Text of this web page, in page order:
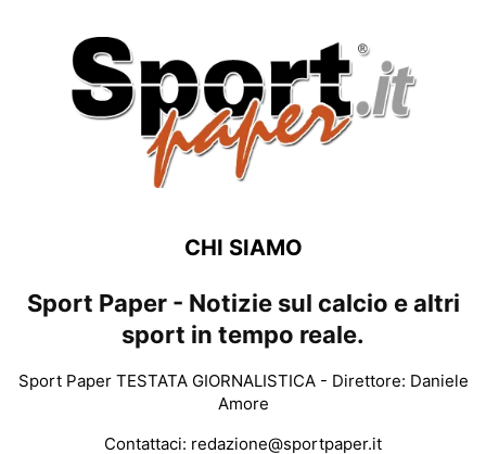
CHI SIAMO
Sport Paper - Notizie sul calcio e altri
sport in tempo reale.
Sport Paper TESTATA GIORNALISTICA - Direttore: Daniele
Amore
Contattaci: redazione@sportpaper.it